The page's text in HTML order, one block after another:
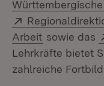
Extern:
Arbeit (Öffnet in
sowie das
Lehrkräfte bietet
zahlreiche